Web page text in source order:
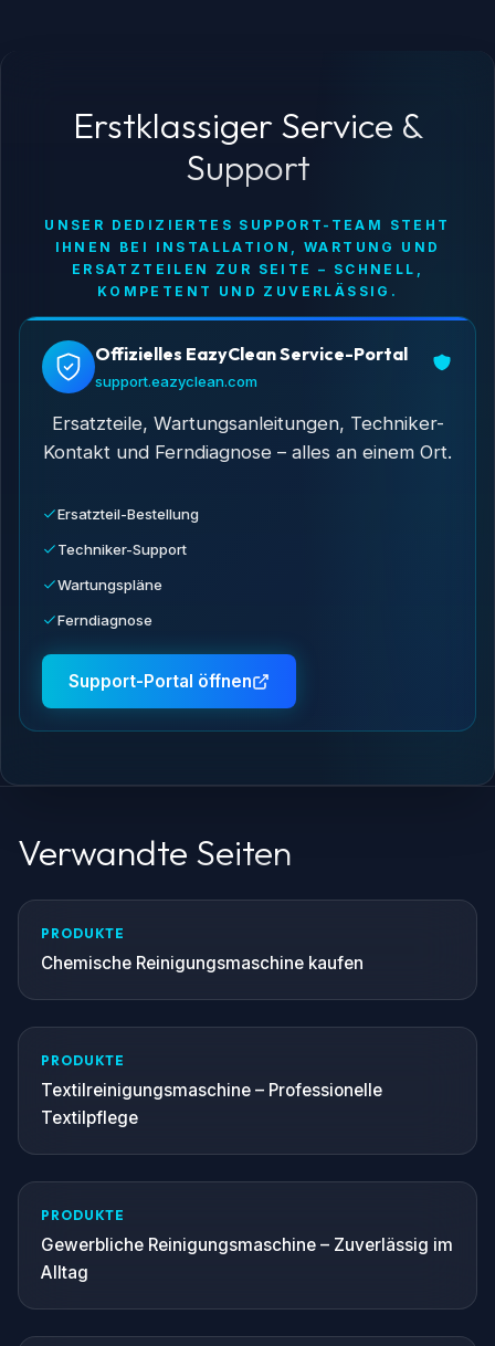
Erstklassiger Service &
Support
UNSER DEDIZIERTES SUPPORT-TEAM STEHT
IHNEN BEI INSTALLATION, WARTUNG UND
ERSATZTEILEN ZUR SEITE – SCHNELL,
KOMPETENT UND ZUVERLÄSSIG.
Offizielles EazyClean Service-Portal
support.eazyclean.com
Ersatzteile, Wartungsanleitungen, Techniker-
Kontakt und Ferndiagnose – alles an einem Ort.
Ersatzteil-Bestellung
Techniker-Support
Wartungspläne
Ferndiagnose
Support-Portal öffnen
Verwandte Seiten
PRODUKTE
Chemische Reinigungsmaschine kaufen
PRODUKTE
Textilreinigungsmaschine – Professionelle
Textilpflege
PRODUKTE
Gewerbliche Reinigungsmaschine – Zuverlässig im
Alltag